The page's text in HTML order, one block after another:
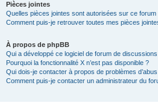
Pièces jointes
Quelles pièces jointes sont autorisées sur ce forum
Comment puis-je retrouver toutes mes pièces
À propos de phpBB
Qui a développé ce logiciel de forum de
Pourquoi la fonctionnalité X n’est pas disponible ?
Qui dois-je contacter à propos de problèmes
Comment puis-je contacter un administrateur du